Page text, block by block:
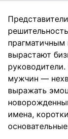
прагматичным
вырастают
мужчин —
выражать
имена,